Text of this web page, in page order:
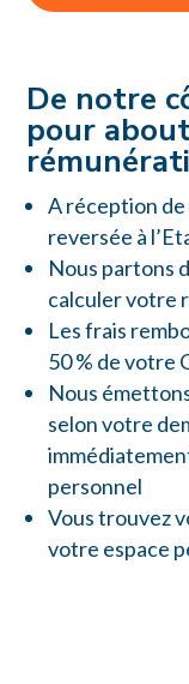
De notre
pour
A réception
reversée à
Nous partons
calculer votre
Les frais
50 % de votre
Nous
selon votre
personnel
Vous trouvez
votre espace